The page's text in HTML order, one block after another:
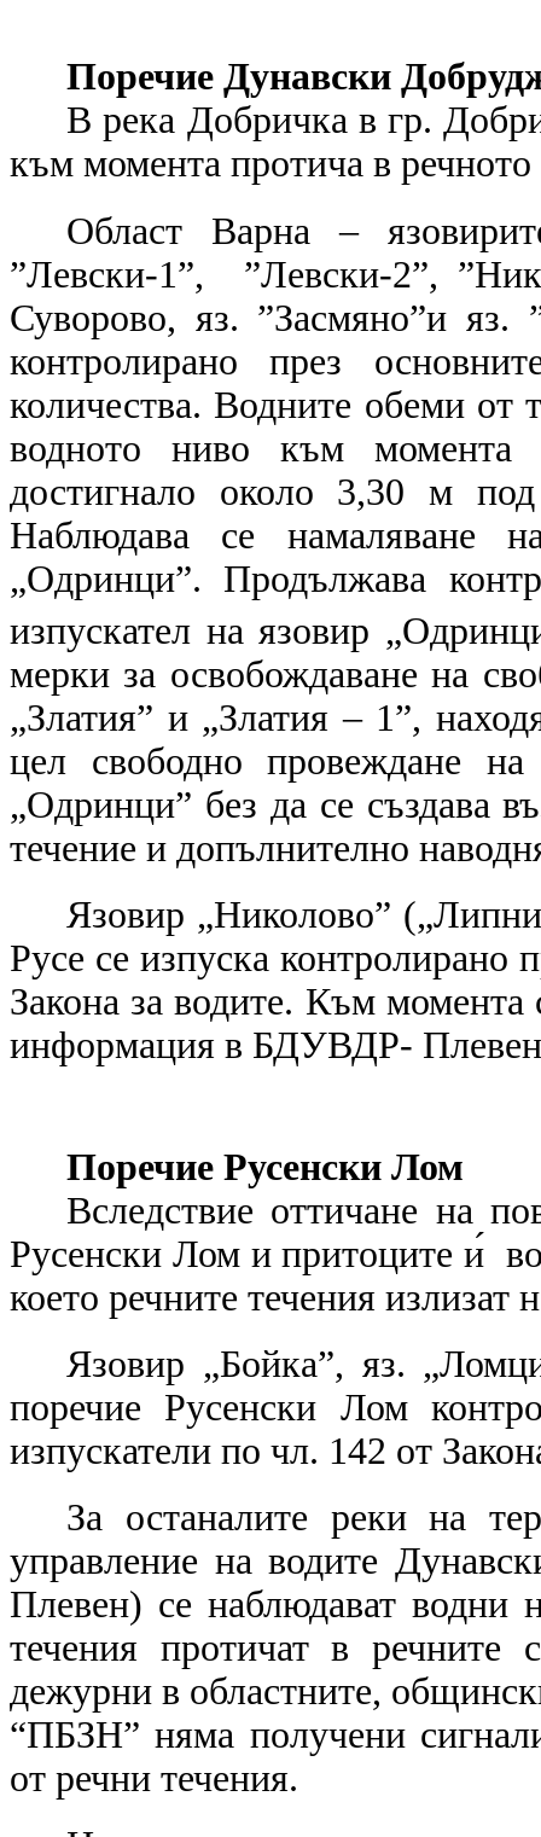
Поречие Дунавски
В река Добричка в гр.
към момента протича в речното
Област Варна –
”Левски-1”, ”Левски-2”,
Суворово, яз. ”Засмяно”и яз.
контролирано през
количества. Водните обеми от
водното ниво към момента
достигнало около 3,30 м
Наблюдава се намаляване
„Одринци”. Продължава
изпускател на язовир
мерки за освобождаване на
„Златия” и „Златия – 1”,
цел свободно провеждане
„Одринци” без да се създава
течение и допълнително
Язовир „Николово”
Русе се изпуска контролирано
Закона за водите. Към момента
информация в БДУВДР- Плевен
Поречие Русенски Лом
Вследствие оттичане на
Русенски Лом и притоците и́
което речните течения излизат
Язовир „Бойка”, яз.
поречие Русенски Лом
изпускатели по чл. 142 от
За останалите реки на
управление на водите
Плевен) се наблюдават водни
течения протичат в речните
дежурни в областните,
“ПБЗН” няма получени
от речни течения.